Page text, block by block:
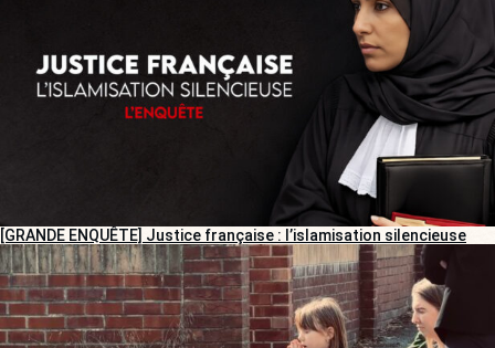
[GRANDE ENQUÊTE] Justice française : l’islamisation silencieuse